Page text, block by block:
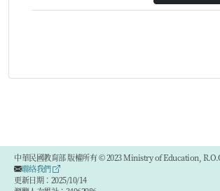
中華民國教育部 版權所有 © 2023 Ministry of Education,
聯絡我們
更新日期：2025/10/14